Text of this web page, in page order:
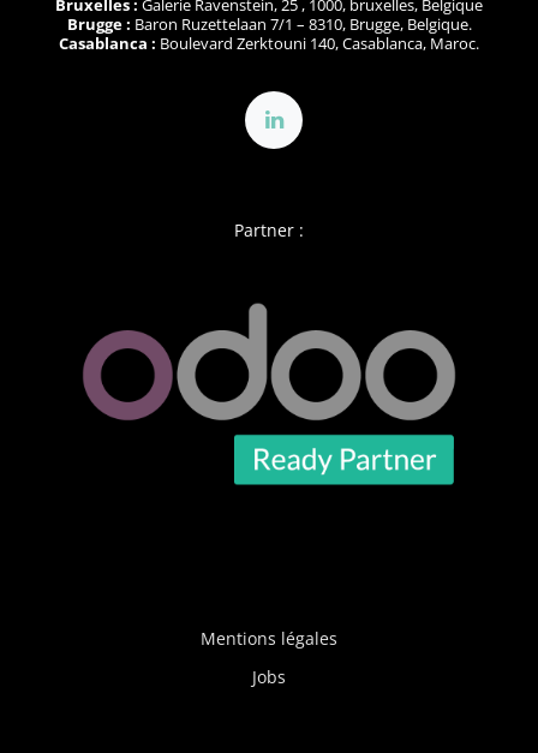
Bruxelles : Galerie Ravenstein, 25 , 1000, bruxelles, Belgique
Brugge : Baron Ruzettelaan 7/1 – 8310, Brugge, Belgique.
Casablanca : Boulevard Zerktouni 140, Casablanca, Maroc.
Partner :
Mentions légales
Jobs